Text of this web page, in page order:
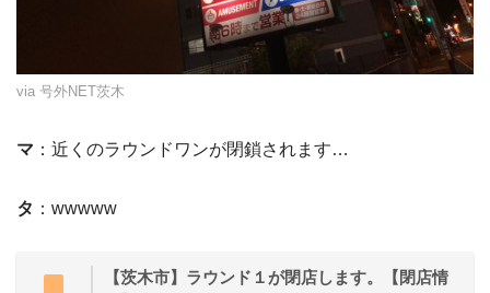
via 号外NET茨木
マ ：近くのラウンドワンが閉鎖されます…
タ ：wwwww
【茨木市】ラウンド１が閉店します。【閉店情